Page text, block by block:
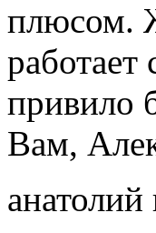
плюсом.
привило
Вам,